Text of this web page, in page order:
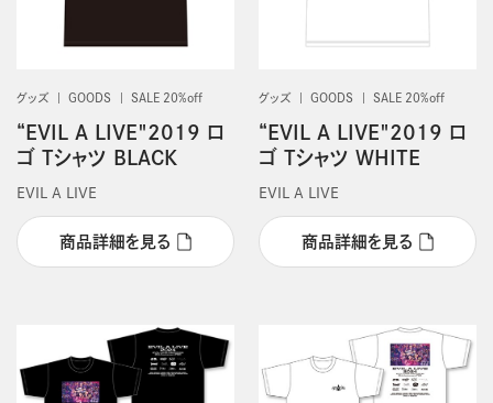
グッズ GOODS SALE 20%off
“EVIL A LIVE"2019 ロ
ゴ Tシャツ BLACK
EVIL A LIVE
商品詳細を見る
グッズ GOODS SALE 20%off
“EVIL A LIVE"2019 ロ
ゴ Tシャツ WHITE
EVIL A LIVE
商品詳細を見る